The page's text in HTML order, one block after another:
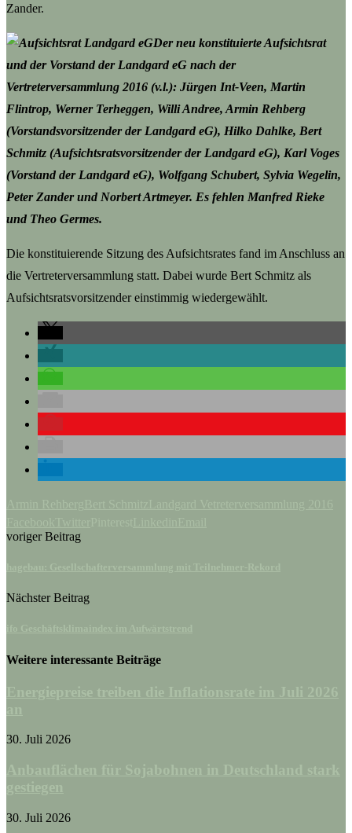
Zander.
Der neu konstituierte Aufsichtsrat
und der Vorstand der Landgard eG nach der
Vertreterversammlung 2016 (v.l.): Jürgen Int-Veen, Martin
Flintrop, Werner Terheggen, Willi Andree, Armin Rehberg
(Vorstandsvorsitzender der Landgard eG), Hilko Dahlke, Bert
Schmitz (Aufsichtsratsvorsitzender der Landgard eG), Karl Voges
(Vorstand der Landgard eG), Wolfgang Schubert, Sylvia Wegelin,
Peter Zander und Norbert Artmeyer. Es fehlen Manfred Rieke
und Theo Germes.
Die konstituierende Sitzung des Aufsichtsrates fand im Anschluss an
die Vertreterversammlung statt. Dabei wurde Bert Schmitz als
Aufsichtsratsvorsitzender einstimmig wiedergewählt.
voriger Beitrag
Nächster Beitrag
Weitere interessante Beiträge
30. Juli 2026
30. Juli 2026